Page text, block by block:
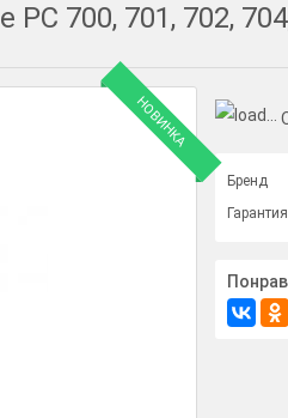
PC 700, 701, 702,
НОВИНКА
Бренд
Гарантия